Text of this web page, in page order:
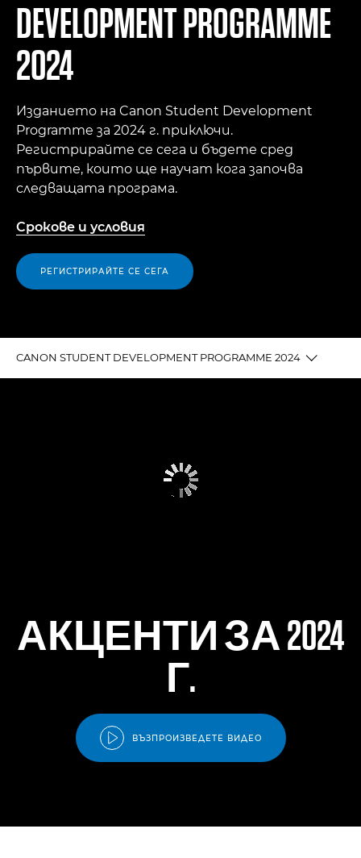
DEVELOPMENT PROGRAMME
2024
Изданието на Canon Student Development
Programme за 2024 г. приключи.
Регистрирайте се сега и бъдете сред
първите, които ще научат кога започва
следващата програма.
Срокове и условия
РЕГИСТРИРАЙТЕ СЕ СЕГА
CANON STUDENT DEVELOPMENT PROGRAMME 2024
ЧЕСТО ЗАДАВАНИ ВЪПРОСИ
АКЦЕНТИ ЗА 2024
Г.
ВЪЗПРОИЗВЕДЕТЕ ВИДЕО